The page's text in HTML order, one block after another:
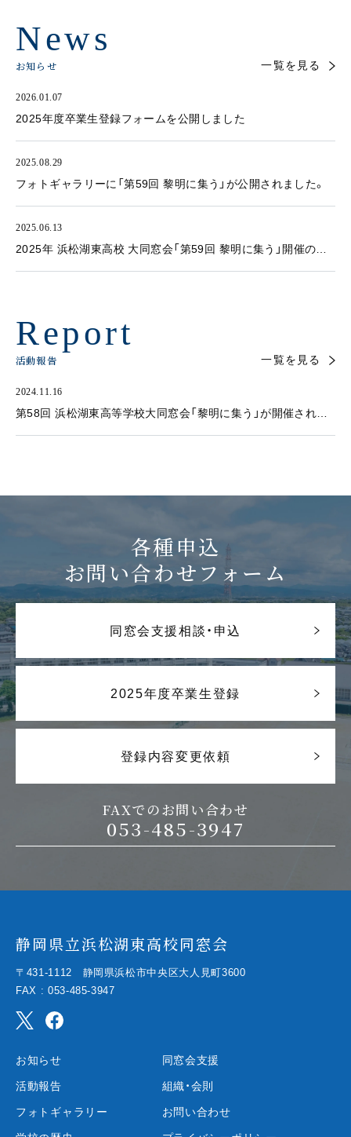
News
お知らせ
2026.01.07
2025年度卒業生登録フォームを公開しました
2025.08.29
フォトギャラリーに「第59回 黎明に集う」が公開されました。
2025.06.13
2025年 浜松湖東高校 大同窓会「第59回 黎明に集う」開催のお
一覧を見る
Report
活動報告
2024.11.16
第58回 浜松湖東高等学校大同窓会「黎明に集う」が開催されま
一覧を見る
各種申込
お問い合わせフォーム
同窓会支援相談・申込
2025年度卒業生登録
登録内容変更依頼
FAXでのお問い合わせ
053-485-3947
静岡県立浜松湖東高校同窓会
〒431-1112 静岡県浜松市中央区大人見町3600
FAX : 053-485-3947
お知らせ
活動報告
フォトギャラリー
同窓会支援
組織・会則
お問い合わせ